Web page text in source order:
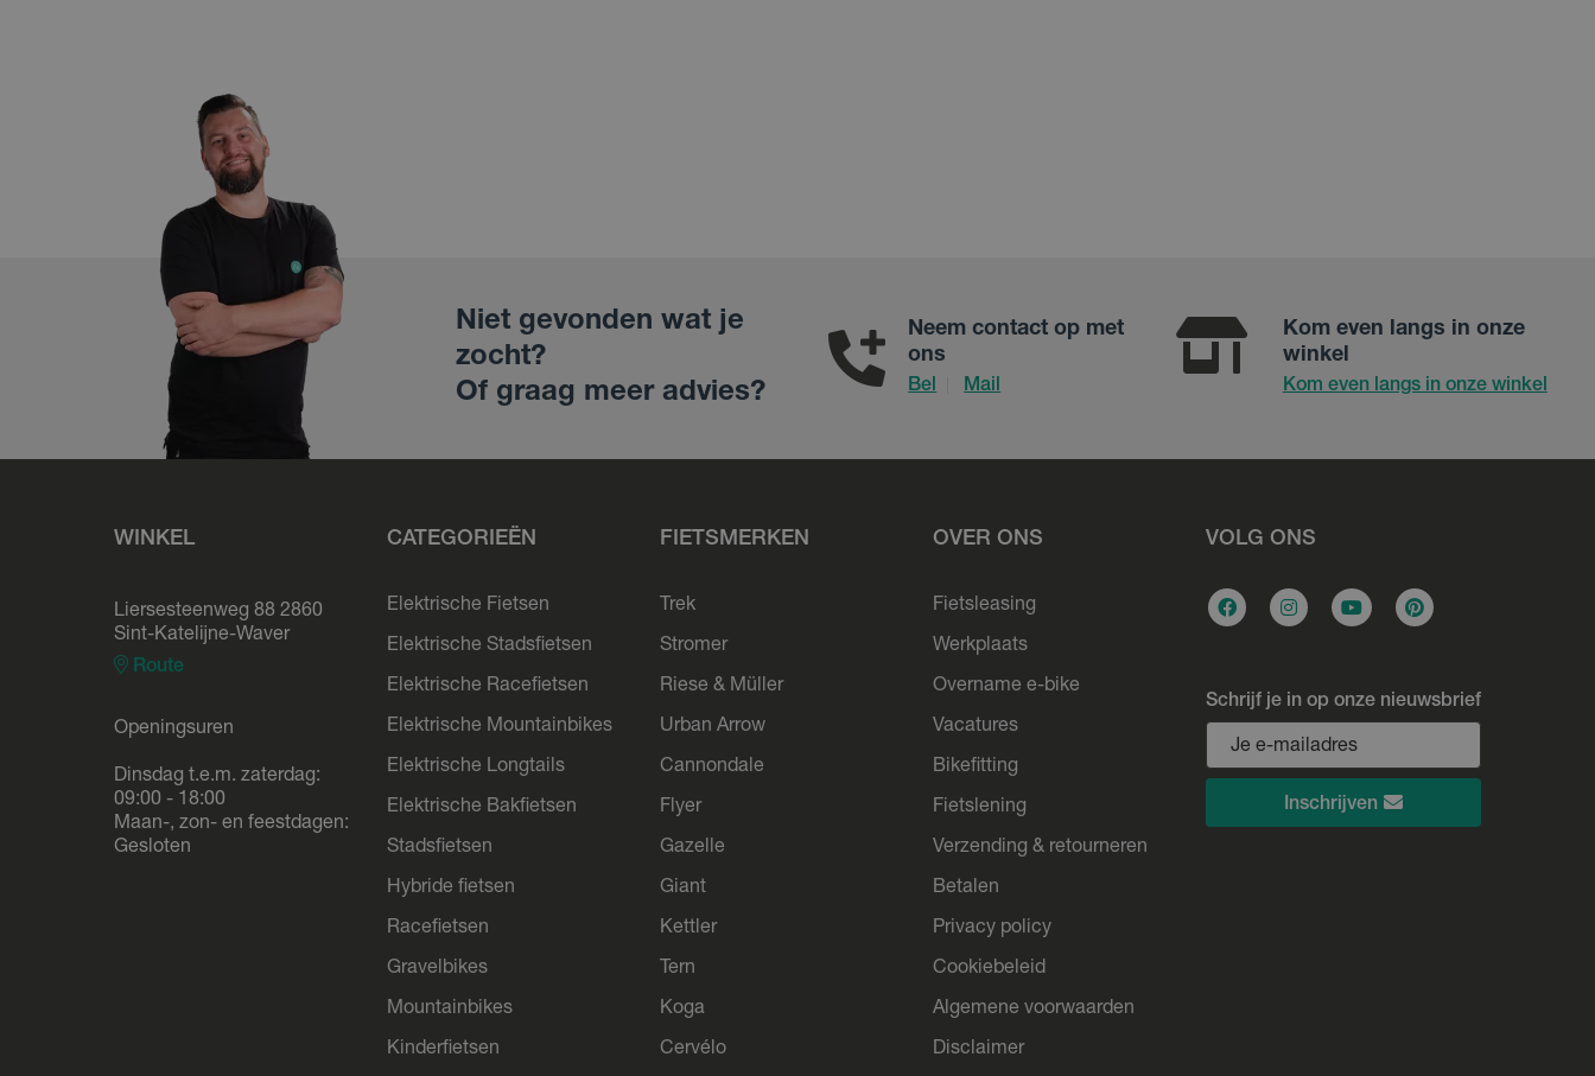
Niet gevonden wat je
zocht?
Of graag meer advies?
Neem contact op met
ons
Bel Mail
Kom even langs in onze
winkel
Kom even langs in onze winkel
WINKEL
Liersesteenweg 88 2860
Sint-Katelijne-Waver
Route
Openingsuren
Dinsdag t.e.m. zaterdag:
09:00 - 18:00
Maan-, zon- en feestdagen:
Gesloten
CATEGORIEËN
Elektrische Fietsen
Elektrische Stadsfietsen
Elektrische Racefietsen
Elektrische Mountainbikes
Elektrische Longtails
Elektrische Bakfietsen
Stadsfietsen
Hybride fietsen
Racefietsen
Gravelbikes
Mountainbikes
Kinderfietsen
FIETSMERKEN
Trek
Stromer
Riese & Müller
Urban Arrow
Cannondale
Flyer
Gazelle
Giant
Kettler
Tern
Koga
Cervélo
OVER ONS
Fietsleasing
Werkplaats
Overname e-bike
Vacatures
Bikefitting
Fietslening
Verzending & retourneren
Betalen
Privacy policy
Cookiebeleid
Algemene voorwaarden
Disclaimer
VOLG ONS
Schrijf je in op onze nieuwsbrief
Inschrijven